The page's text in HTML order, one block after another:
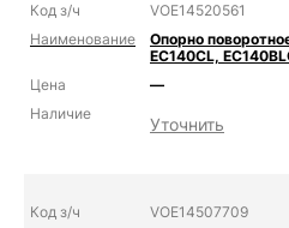
VOE14520561
Опорно
EC140CL,
—
Уточнить
VOE14507709